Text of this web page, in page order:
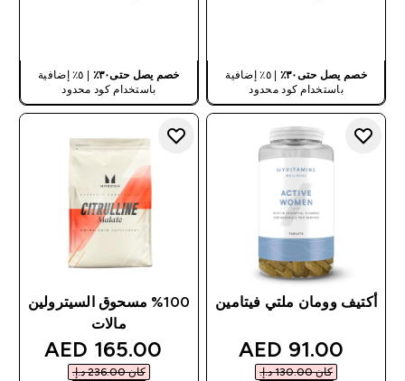
خصم يصل حتى٣٠٪
| ٥٪ إضافية
باستخدام كود محدود
خصم يصل حتى٣٠٪
| ٥٪ إضافية
باستخدام كود محدود
أكتيف وومان ملتي فيتامين
discounted price
91.00 AED‎
كان ‏130.00 د.إ.‏‎
%100 مسحوق السيترولين
مالات
price
165.00 AED‎
كان ‏236.00 د.إ.‏‎